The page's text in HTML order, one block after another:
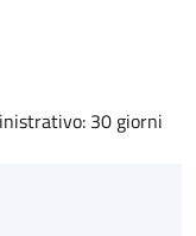
30 giorni